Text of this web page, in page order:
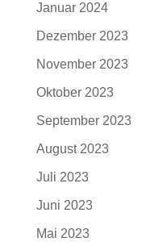
Januar 2024
Dezember 2023
November 2023
Oktober 2023
September 2023
August 2023
Juli 2023
Juni 2023
Mai 2023